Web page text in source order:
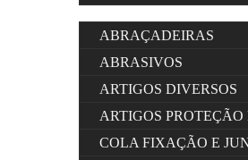
ABRAÇADEIRAS
ABRASIVOS
ARTIGOS DIVERSOS
ARTIGOS PROTEÇÃO
COLA FIXAÇÃO E